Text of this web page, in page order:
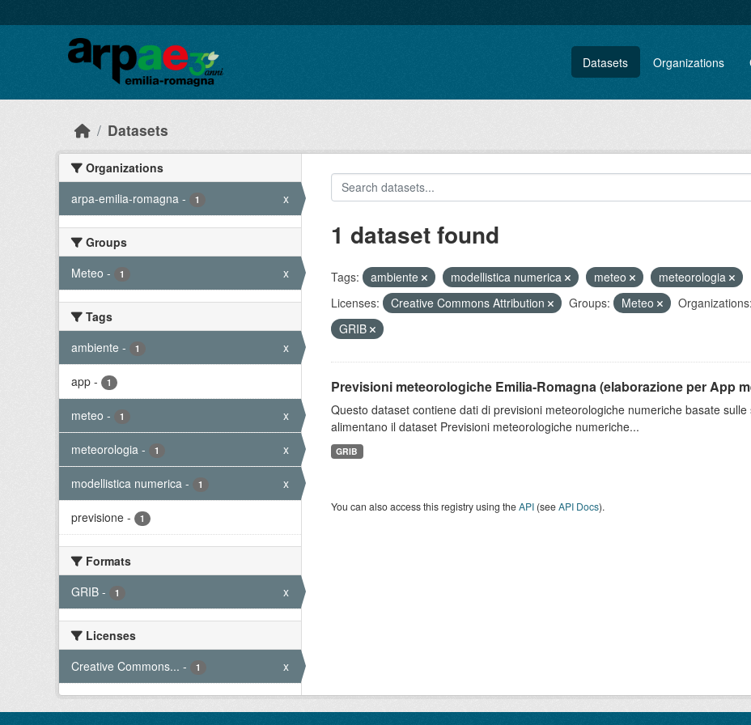
Datasets Organizations
Datasets
Organizations
arpa-emilia-romagna - 1 x
Groups
Meteo - 1 x
Tags
ambiente - 1 x
app - 1
meteo - 1 x
meteorologia - 1 x
modellistica numerica - 1 x
previsione - 1
Formats
GRIB - 1 x
Licenses
Creative Commons... - 1 x
1 dataset found
Tags: ambiente modellistica numerica meteo
meteorologia
Licenses:
Creative Commons Attribution Groups: Meteo Organizations:
GRIB
Previsioni meteorologiche Emilia-Romagna (elaborazione per App
Questo dataset contiene dati di previsioni meteorologiche numeriche basate
alimentano il dataset Previsioni meteorologiche numeriche...
GRIB
You can also access this registry using theAPI(seeAPI Docs).